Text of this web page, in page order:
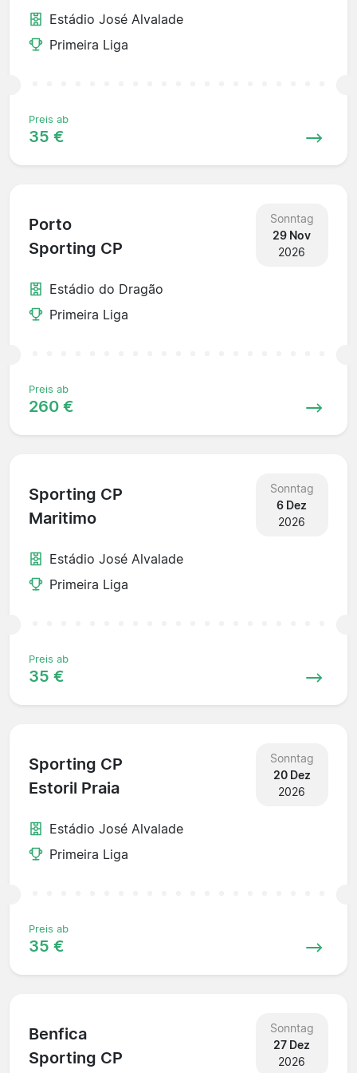
Estádio José Alvalade
Primeira Liga
Preis ab
35 €
Porto
Sporting CP
Sonntag
29 Nov
2026
Estádio do Dragão
Primeira Liga
Preis ab
260 €
Sporting CP
Maritimo
Sonntag
6 Dez
2026
Estádio José Alvalade
Primeira Liga
Preis ab
35 €
Sporting CP
Estoril Praia
Sonntag
20 Dez
2026
Estádio José Alvalade
Primeira Liga
Preis ab
35 €
Benfica
Sporting CP
Sonntag
27 Dez
2026